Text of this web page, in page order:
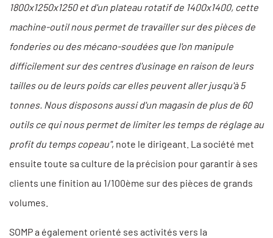
1800x1250x1250 et d'un plateau rotatif de 1400x1400, cette
machine-outil nous permet de travailler sur des pièces de
fonderies ou des mécano-soudées que l'on manipule
difficilement sur des centres d'usinage en raison de leurs
tailles ou de leurs poids car elles peuvent aller jusqu'à 5
tonnes. Nous disposons aussi d'un magasin de plus de 60
outils ce qui nous permet de limiter les temps de réglage au
profit du temps copeau", note le dirigeant. La société met
ensuite toute sa culture de la précision pour garantir à ses
clients une finition au 1/100ème sur des pièces de grands
volumes.
SOMP a également orienté ses activités vers la